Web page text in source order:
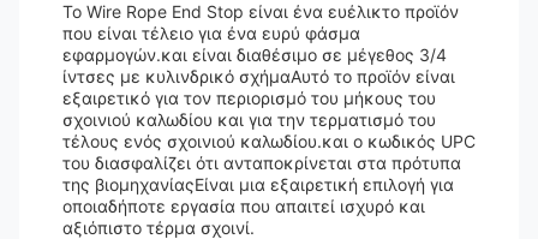
Το Wire Rope End Stop είναι ένα ευέλικτο προϊόν
που είναι τέλειο για ένα ευρύ φάσμα
εφαρμογών.και είναι διαθέσιμο σε μέγεθος 3/4
ίντσες με κυλινδρικό σχήμαΑυτό το προϊόν είναι
εξαιρετικό για τον περιορισμό του μήκους του
σχοινιού καλωδίου και για την τερματισμό του
τέλους ενός σχοινιού καλωδίου.και ο κωδικός UPC
του διασφαλίζει ότι ανταποκρίνεται στα πρότυπα
της βιομηχανίαςΕίναι μια εξαιρετική επιλογή για
οποιαδήποτε εργασία που απαιτεί ισχυρό και
αξιόπιστο τέρμα σχοινί.